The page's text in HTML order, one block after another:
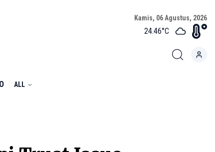
Kamis, 06 Agustus, 2026
24.46°C
ALL